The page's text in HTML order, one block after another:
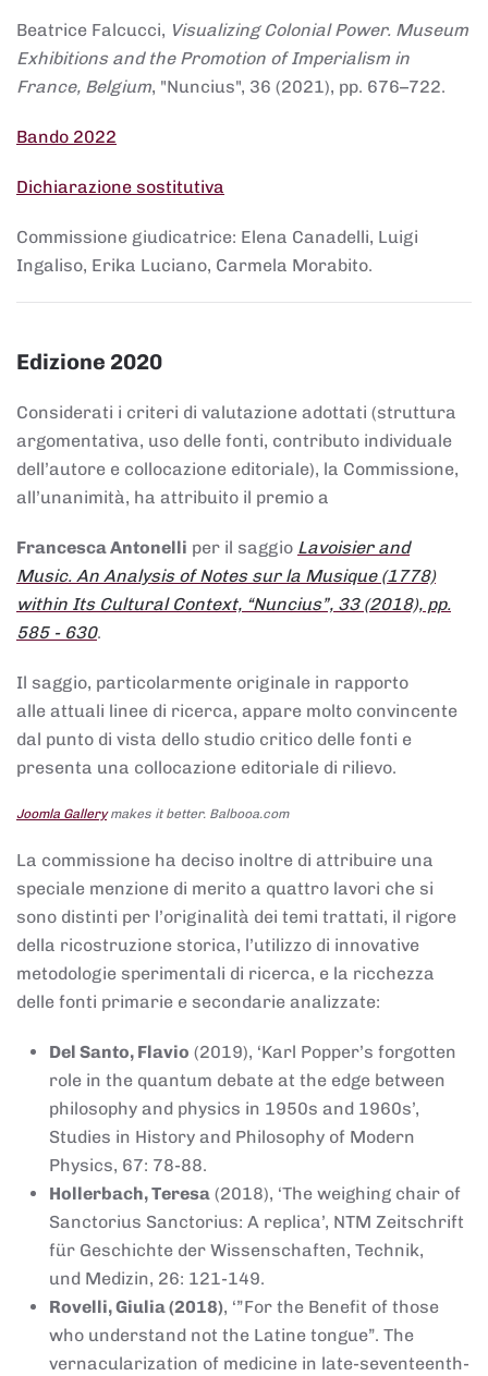
Beatrice Falcucci, Visualizing Colonial Power. Museum
Exhibitions and the Promotion of Imperialism in
France, Belgium, "Nuncius", 36 (2021), pp. 676–722.
Bando 2022
Dichiarazione sostitutiva
Commissione giudicatrice: Elena Canadelli, Luigi
Ingaliso, Erika Luciano, Carmela Morabito.
Edizione 2020
Considerati i criteri di valutazione adottati (struttura
argomentativa, uso delle fonti, contributo individuale
dell’autore e collocazione editoriale), la Commissione,
all’unanimità, ha attribuito il premio a
Francesca Antonelli per il saggio Lavoisier and
Music. An Analysis of Notes sur la Musique (1778)
within Its Cultural Context, “Nuncius”, 33 (2018), pp.
585 - 630.
Il saggio, particolarmente originale in rapporto
alle attuali linee di ricerca, appare molto convincente
dal punto di vista dello studio critico delle fonti e
presenta una collocazione editoriale di rilievo.
Joomla Gallerymakes it better. Balbooa.com
La commissione ha deciso inoltre di attribuire una
speciale menzione di merito a quattro lavori che si
sono distinti per l’originalità dei temi trattati, il rigore
della ricostruzione storica, l’utilizzo di innovative
metodologie sperimentali di ricerca, e la ricchezza
delle fonti primarie e secondarie analizzate:
Del Santo, Flavio (2019), ‘Karl Popper’s forgotten
role in the quantum debate at the edge between
philosophy and physics in 1950s and 1960s’,
Studies in History and Philosophy of Modern
Physics, 67: 78-88.
Hollerbach, Teresa (2018), ‘The weighing chair of
Sanctorius Sanctorius: A replica’, NTM Zeitschrift
für Geschichte der Wissenschaften, Technik,
und Medizin, 26: 121-149.
Rovelli, Giulia (2018), ‘”For the Benefit of those
who understand not the Latine tongue”. The
vernacularization of medicine in late-seventeenth-